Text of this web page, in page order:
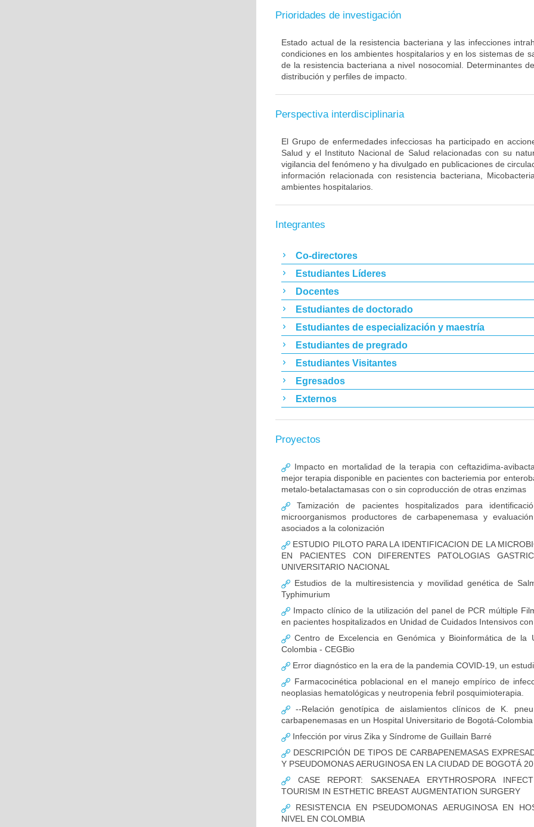
Prioridades de investigación
Estado actual de la resistencia bacteriana y las infecciones
condiciones en los ambientes hospitalarios y en los sistemas de
de la resistencia bacteriana a nivel nosocomial. Determinantes
distribución y perfiles de impacto.
Perspectiva interdisciplinaria
El Grupo de enfermedades infecciosas ha participado en
Salud y el Instituto Nacional de Salud relacionadas con su
vigilancia del fenómeno y ha divulgado en publicaciones de
información relacionada con resistencia bacteriana,
ambientes hospitalarios.
Integrantes
Co-directores
Estudiantes Líderes
Docentes
Estudiantes de doctorado
Estudiantes de especialización y maestría
Estudiantes de pregrado
Estudiantes Visitantes
Egresados
Externos
Proyectos
Impacto en mortalidad de la terapia con ceftazidima-
mejor terapia disponible en pacientes con bacteriemia por
metalo-betalactamasas con o sin coproducción de otras enzimas
Tamización de pacientes hospitalizados para
microorganismos productores de carbapenemasa y
asociados a la colonización
ESTUDIO PILOTO PARA LA IDENTIFICACION DE LA
EN PACIENTES CON DIFERENTES PATOLOGIAS
UNIVERSITARIO NACIONAL
Estudios de la multiresistencia y movilidad genética de
Typhimurium
Impacto clínico de la utilización del panel de PCR múltiple
en pacientes hospitalizados en Unidad de Cuidados Intensivos
Centro de Excelencia en Genómica y Bioinformática de la
Colombia - CEGBio
Error diagnóstico en la era de la pandemia COVID-19, un
Farmacocinética poblacional en el manejo empírico de
neoplasias hematológicas y neutropenia febril posquimioterapia.
--Relación genotípica de aislamientos clínicos de K.
carbapenemasas en un Hospital Universitario de Bogotá-
Infección por virus Zika y Síndrome de Guillain Barré
DESCRIPCIÓN DE TIPOS DE CARBAPENEMASAS
Y PSEUDOMONAS AERUGINOSA EN LA CIUDAD DE BOGOTÁ
CASE REPORT: SAKSENAEA ERYTHROSPORA
TOURISM IN ESTHETIC BREAST AUGMENTATION SURGERY
RESISTENCIA EN PSEUDOMONAS AERUGINOSA EN
NIVEL EN COLOMBIA